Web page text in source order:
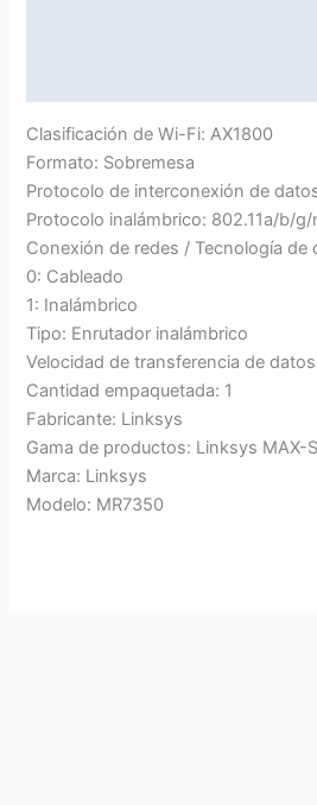
Clasificación de Wi-Fi: AX1800
Formato: Sobremesa
Protocolo de interconexión de
Protocolo inalámbrico: 802.11a/b/
Conexión de redes / Tecnología de
0: Cableado
1: Inalámbrico
Tipo: Enrutador inalámbrico
Velocidad de transferencia de
Cantidad empaquetada: 1
Fabricante: Linksys
Gama de productos: Linksys MAX-
Marca: Linksys
Modelo: MR7350